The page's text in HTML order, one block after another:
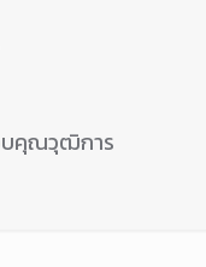
บคุณวุฒิการ